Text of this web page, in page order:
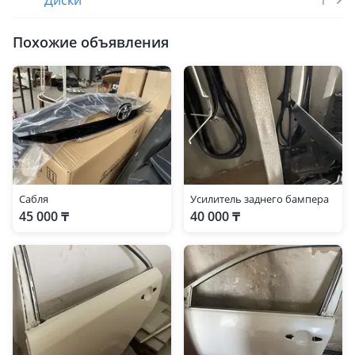
Похожие объявления
Сабля
45 000 ₸
Усилитель заднего бампера
40 000 ₸